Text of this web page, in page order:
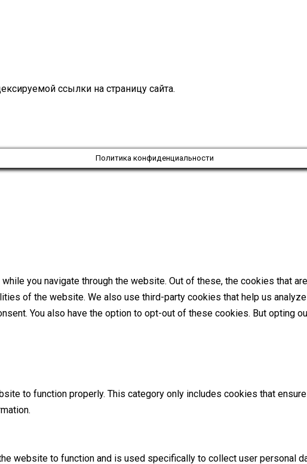
ссылки на страницу сайта.
Политика конфиденциальности
you navigate through the website. Out of these, the cookies that
of the website. We also use third-party cookies that help us
You also have the option to opt-out of these cookies. But opting
to function properly. This category only includes cookies that
website to function and is used specifically to collect user personal